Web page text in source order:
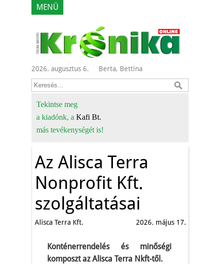
MENÜ
2026. augusztus 6. Berta, Bettina
Tekintse meg
a kiadónk, a Kafi Bt.
más tevékenységét is!
Az Alisca Terra
Nonprofit Kft.
szolgáltatásai
Alisca Terra Kft. 2026. május 17.
Konténerrendelés és minőségi
komposzt az Alisca Terra Nkft-től.